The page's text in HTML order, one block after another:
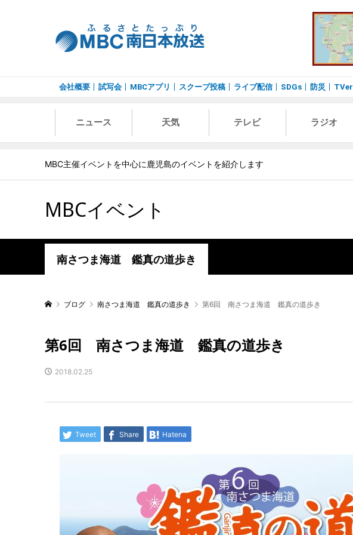
会社概要 試写会 MBCアプリ スクープ投稿 ライブ配信 SDGs 防災 TVer
ニュース 天気 テレビ ラジオ
MBC主催イベントを中心に鹿児島のイベントを紹介します
MBCイベント
南さつま海道 鑑真の道歩き
ブログ 南さつま海道 鑑真の道歩き 第6回 南さつま海道 鑑真の道歩き
第6回 南さつま海道 鑑真の道歩き
2018.02.25
Tweet Share Hatena